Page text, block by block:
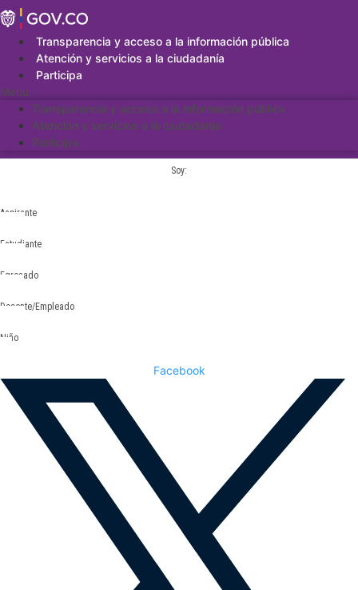
Saltar
al
contenidoTransparencia y acceso a la información pública
Atención y servicios a la ciudadanía
Participa
Menu
Transparencia y acceso a la información pública
Atención y servicios a la ciudadanía
Participa
Soy:
Aspirante
Estudiante
Egresado
Docente/Empleado
Niño
Facebook